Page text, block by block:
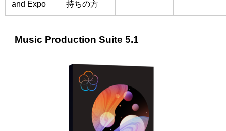
and Expo 持ちの方
Music Production Suite 5.1